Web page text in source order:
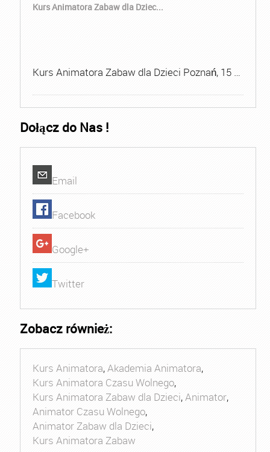
Kurs Animatora Zabaw dla Dziec...
Kurs Animatora Zabaw dla Dzieci Poznań, 15 …
Dołącz do Nas !
Email
Facebook
Google+
Twitter
Zobacz również:
Kurs Animatora,Akademia Animatora,
Kurs Animatora Czasu Wolnego,
Kurs Animatora Zabaw dla Dzieci,Animator,
Animator Czasu Wolnego,
Animator Zabaw dla Dzieci,
Kurs Animatora Zabaw